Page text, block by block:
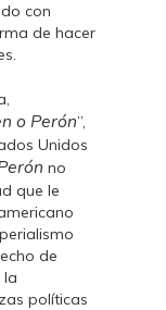
con
de hacer
o Perón”,
Unidos
no
que le
de
la
políticas